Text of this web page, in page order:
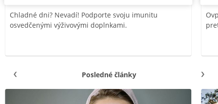
Chladné dni? Nevadí! Podporte svoju imunitu
osvedčenými výživovými doplnkami.
Posledné články